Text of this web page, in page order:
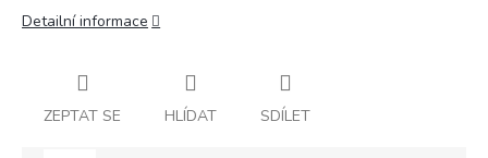
Detailní informace
ZEPTAT SE HLÍDAT SDÍLET